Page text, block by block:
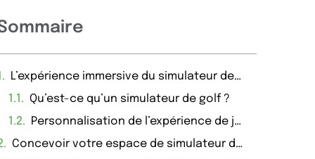
L’expérience immersive du simulateur de golf
Qu’est-ce qu’un simulateur de golf ?
Personnalisation de l’expérience de jeu
Concevoir votre espace de simulateur de golf